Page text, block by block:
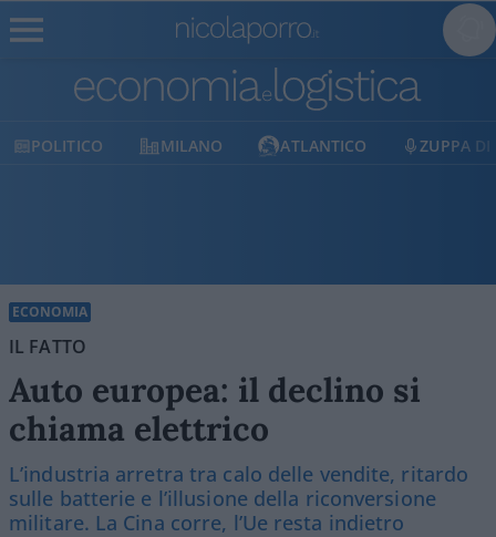
MILANO ATLANTICO ZUPPA DI PORRO
ECONOMIA
IL FATTO
Auto europea: il declino si
chiama elettrico
L’industria arretra tra calo delle vendite, ritardo
sulle batterie e l’illusione della riconversione
militare. La Cina corre, l’Ue resta indietro